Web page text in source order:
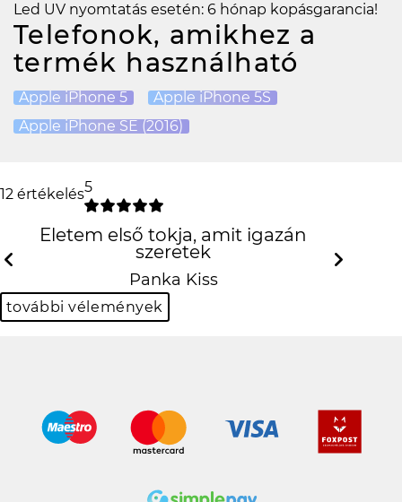
Led UV nyomtatás esetén: 6 hónap kopásgarancia!
Telefonok, amikhez a
termék használható
Apple iPhone 5
Apple iPhone 5S
Apple iPhone SE (2016)
12 értékelés5
Életem első tokja, amit igazán szeretek
Panka Kiss
Previous
további vélemények